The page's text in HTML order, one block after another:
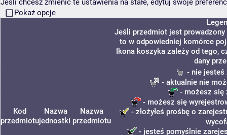
Pokaż opcje
Kod
przedmiotu
Nazwa
jednostki
Nazwa
przedmiotu
Jeśli przedmiot jest prowadzony
to w odpowiedniej komórce
Ikona koszyka zależy od tego,
dany
- nie jesteś
- aktualnie nie
- możesz się
- możesz się
- złożyłeś prośbę o
- jesteś pomyślnie